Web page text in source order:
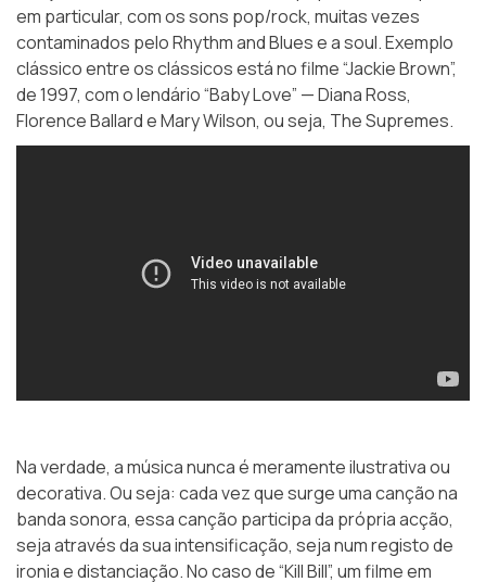
em particular, com os sons pop/rock, muitas vezes
contaminados pelo Rhythm and Blues e a soul. Exemplo
clássico entre os clássicos está no filme “Jackie Brown”,
de 1997, com o lendário “Baby Love” — Diana Ross,
Florence Ballard e Mary Wilson, ou seja, The Supremes.
Na verdade, a música nunca é meramente ilustrativa ou
decorativa. Ou seja: cada vez que surge uma canção na
banda sonora, essa canção participa da própria acção,
seja através da sua intensificação, seja num registo de
ironia e distanciação. No caso de “Kill Bill”, um filme em